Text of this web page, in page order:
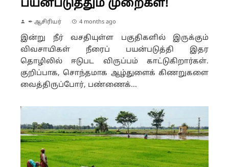
பயன்படுத்தும் முறைகள்!
✒ ஆசிரியர் 4 months ago
இன்று நீர் வசதியுள்ள பகுதிகளில் இருக்கும்
விவசாயிகள் நீரைப் பயன்படுத்தி இதர
தொழிலில் ஈடுபட விருப்பம் காட்டுகிறார்கள்.
குறிப்பாக, சொந்தமாக ஆழ்துளைக் கிணறுகளை
வைத்திருப்போர், பண்ணைக்...